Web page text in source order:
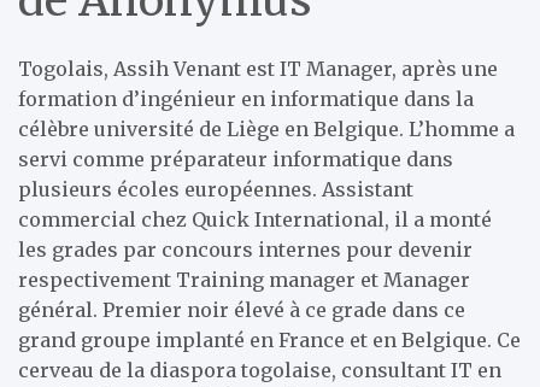
Togolais, Assih Venant est IT Manager, après une
formation d’ingénieur en informatique dans la
célèbre université de Liège en Belgique. L’homme a
servi comme préparateur informatique dans
plusieurs écoles européennes. Assistant
commercial chez Quick International, il a monté
les grades par concours internes pour devenir
respectivement Training manager et Manager
général. Premier noir élevé à ce grade dans ce
grand groupe implanté en France et en Belgique. Ce
cerveau de la diaspora togolaise, consultant IT en